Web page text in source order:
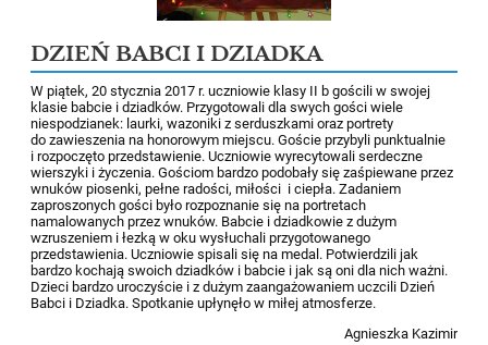
DZIEŃ BABCI I DZIADKA
W piątek, 20 stycznia 2017 r. uczniowie klasy II b gościli w swojej
klasie babcie i dziadków. Przygotowali dla swych gości wiele
niespodzianek: laurki, wazoniki z serduszkami oraz portrety
do zawieszenia na honorowym miejscu. Goście przybyli punktualnie
i rozpoczęto przedstawienie. Uczniowie wyrecytowali serdeczne
wierszyki i życzenia. Gościom bardzo podobały się zaśpiewane przez
wnuków piosenki, pełne radości, miłości i ciepła. Zadaniem
zaproszonych gości było rozpoznanie się na portretach
namalowanych przez wnuków. Babcie i dziadkowie z dużym
wzruszeniem i łezką w oku wysłuchali przygotowanego
przedstawienia. Uczniowie spisali się na medal. Potwierdzili jak
bardzo kochają swoich dziadków i babcie i jak są oni dla nich ważni.
Dzieci bardzo uroczyście i z dużym zaangażowaniem uczcili Dzień
Babci i Dziadka. Spotkanie upłynęło w miłej atmosferze.
Agnieszka Kazimir